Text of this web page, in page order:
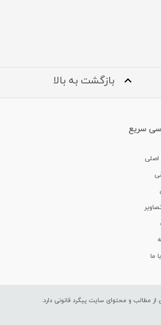
بازگشت به بالا
سریع
ما
مطالب و محتوای سایت پیگرد قانونی دارد.